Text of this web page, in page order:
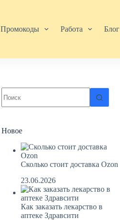
Промокоды Работа Блог
не
найдено
Новое
Сколько стоит доставка Ozon
23.06.2026
Как заказать лекарство в
аптеке Здравсити